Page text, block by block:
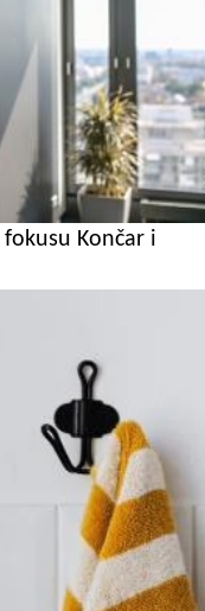
Končar i